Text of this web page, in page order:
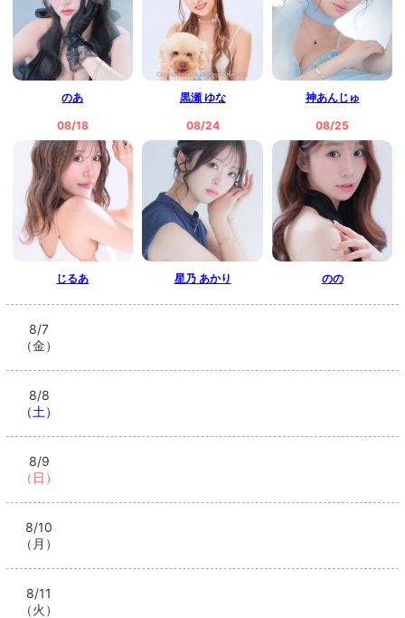
のあ 黒瀬 ゆな 神あんじゅ
08/18
じるあ
08/24
星乃 あかり
08/25
のの
8/7
（金）
8/8
（土）
8/9
（日）
8/10
（月）
8/11
（火）